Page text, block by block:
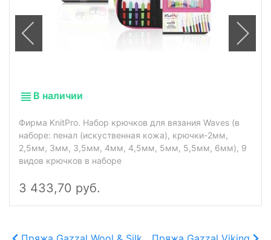
Фирма KnitPro. Набор крючков для вязания Waves (в
наборе: пенал (искуственная кожа), крючки-2мм,
2,5мм, 3мм, 3,5мм, 4мм, 4,5мм, 5мм, 5,5мм, 6мм), 9
3 433,70 руб.